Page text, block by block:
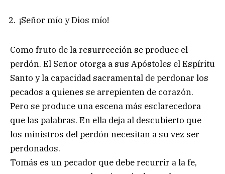
¡Señor mío y Dios mío!
Como fruto de la resurrección se produce el
perdón. El Señor otorga a sus Apóstoles el Espíritu
Santo y la capacidad sacramental de perdonar los
pecados a quienes se arrepienten de corazón.
Pero se produce una escena más esclarecedora
que las palabras. En ella deja al descubierto que
los ministros del perdón necesitan a su vez ser
perdonados.
Tomás es un pecador que debe recurrir a la fe,